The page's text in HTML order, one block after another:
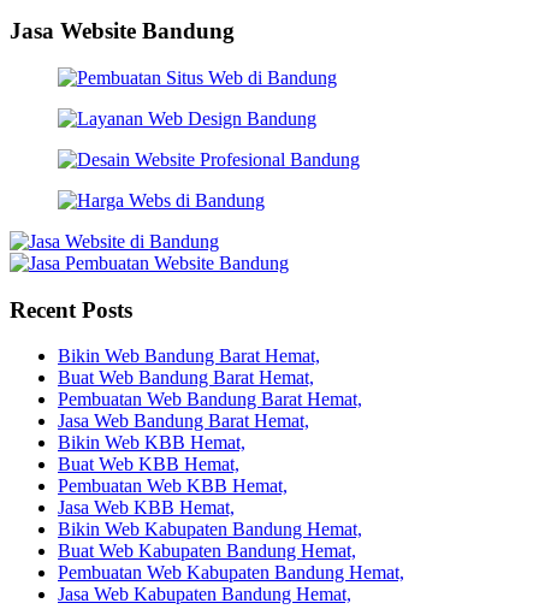
Jasa Website Bandung
Recent Posts
Bikin Web Bandung Barat Hemat,
Buat Web Bandung Barat Hemat,
Pembuatan Web Bandung Barat Hemat,
Jasa Web Bandung Barat Hemat,
Bikin Web KBB Hemat,
Buat Web KBB Hemat,
Pembuatan Web KBB Hemat,
Jasa Web KBB Hemat,
Bikin Web Kabupaten Bandung Hemat,
Buat Web Kabupaten Bandung Hemat,
Pembuatan Web Kabupaten Bandung Hemat,
Jasa Web Kabupaten Bandung Hemat,